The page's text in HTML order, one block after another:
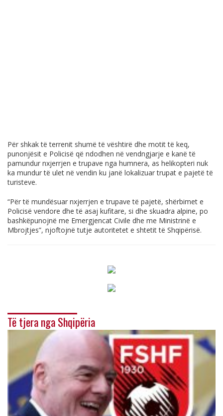
Për shkak të terrenit shumë të vështirë dhe motit të keq,
punonjësit e Policisë që ndodhen në vendngjarje e kanë të
pamundur nxjerrjen e trupave nga humnera, as helikopteri nuk
ka mundur të ulet në vendin ku janë lokalizuar trupat e pajetë të
turisteve.
“Për të mundësuar nxjerrjen e trupave të pajetë, shërbimet e
Policisë vendore dhe të asaj kufitare, si dhe skuadra alpine, po
bashkëpunojnë me Emergjencat Civile dhe me Ministrinë e
Mbrojtjes”, njoftojnë tutje autoritetet e shtetit të Shqipërisë.
Të tjera nga Shqipëria